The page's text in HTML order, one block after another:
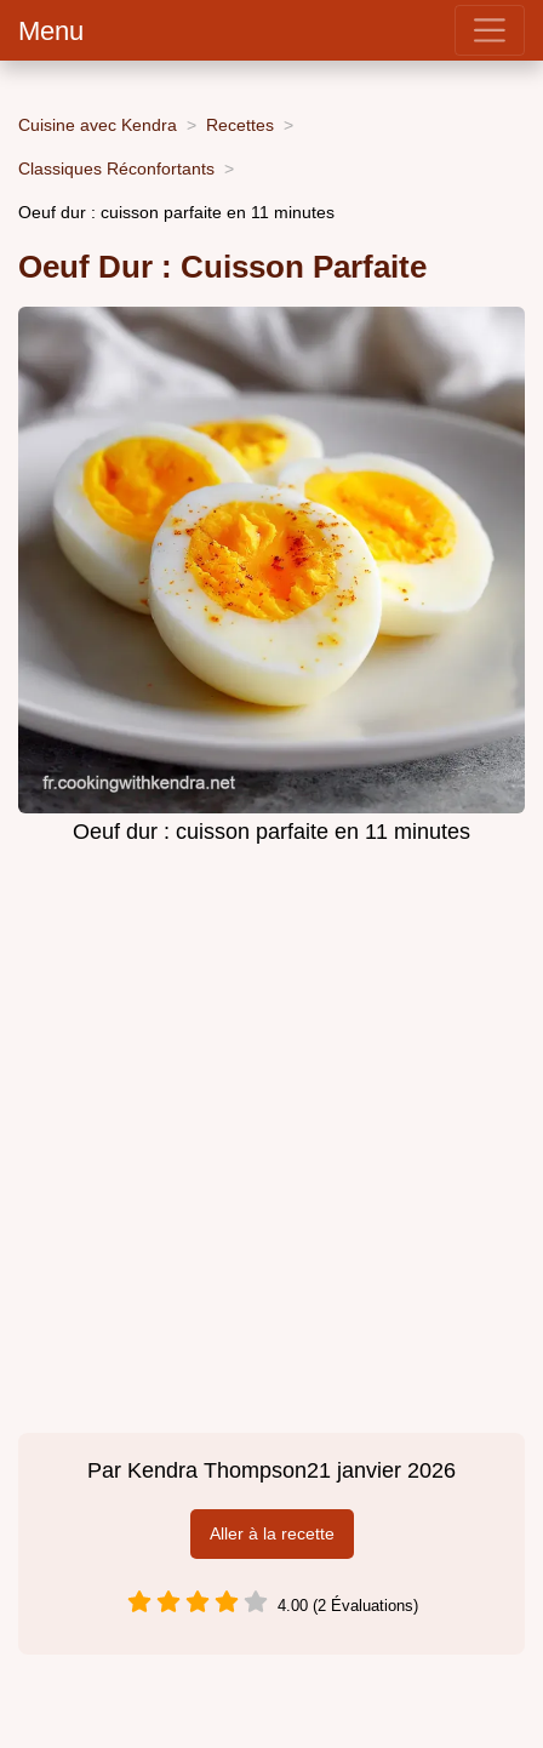
Menu
Cuisine avec Kendra Recettes
Classiques Réconfortants
Oeuf dur : cuisson parfaite en 11 minutes
Oeuf Dur : Cuisson Parfaite
Oeuf dur : cuisson parfaite en 11 minutes
Par Kendra Thompson21 janvier 2026
Aller à la recette
4.00 (2 Évaluations)